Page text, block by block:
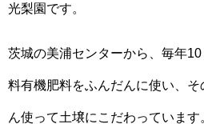
光梨園です。
茨城の美浦センターから、毎年
料有機肥料をふんだんに使い、そ
ん使って土壌にこだわっています